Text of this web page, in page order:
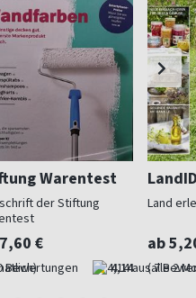
Warentest
der Stiftung
€
4,14
Land
ab
(alle 2